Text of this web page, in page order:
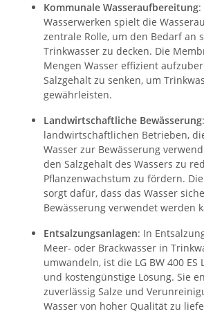
Kommunale Wasseraufbereitung
Wasserwerken spielt die
zentrale Rolle, um den Bedarf an
Trinkwasser zu decken. Die
Mengen Wasser effizient
Salzgehalt zu senken, um
gewährleisten.
Landwirtschaftliche Bewässerung
landwirtschaftlichen Betrieben,
Wasser zur Bewässerung
den Salzgehalt des Wassers zu
Pflanzenwachstum zu fördern. Die
sorgt dafür, dass das Wasser
Bewässerung verwendet werden
Entsalzungsanlagen: In
Meer- oder Brackwasser in
umwandeln, ist die LG BW 400 ES
und kostengünstige Lösung. Sie
zuverlässig Salze und
Wasser von hoher Qualität zu